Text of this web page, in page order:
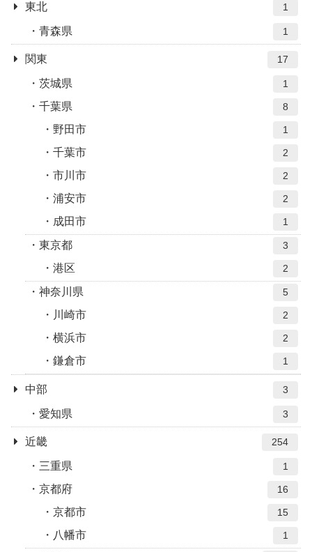
東北 1
青森県 1
関東 17
茨城県 1
千葉県 8
野田市 1
千葉市 2
市川市 2
浦安市 2
成田市 1
東京都 3
港区 2
神奈川県 5
川崎市 2
横浜市 2
鎌倉市 1
中部 3
愛知県 3
近畿 254
三重県 1
京都府 16
京都市 15
八幡市 1